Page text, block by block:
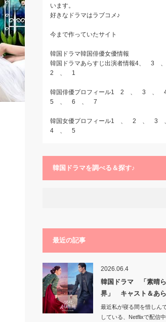
います。
好きなドラマはラブコメ♪
今まで作っていたサイト
韓国ドラマ韓国俳優女優情報
韓国ドラマあらすじ出演者情報4、 3
、
2
、 1
韓国俳優プロフィール1 2 、 3 、
5
、 6 、 7
韓国女優プロフィール1 、 2 、 3
、
4
、 5
韓国ドラマを調べる＆探す♪
最近の記事
2026.06.4
韓国ドラマ 「素晴
界」 キャスト＆あ
最近私が寝る間を惜しん
している、Netflixで配信